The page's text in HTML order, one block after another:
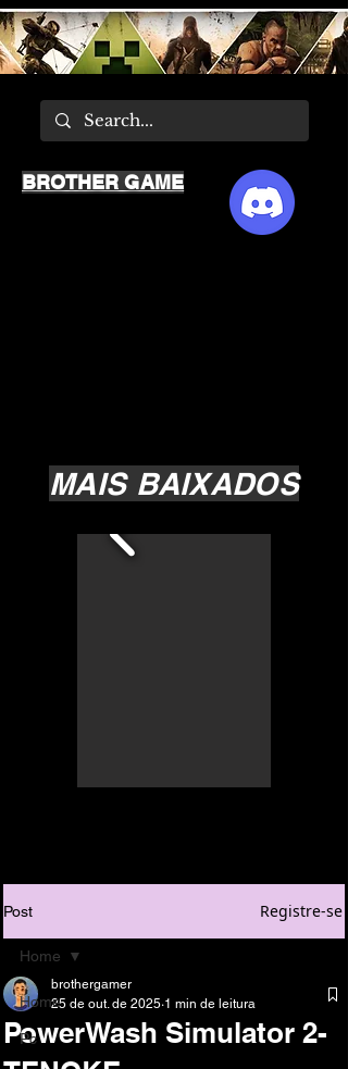
MAIS BAIXADOS
BROTHER GAME
Post Registre-se
Home
Pc
Home
PowerWash Simulator 2-
brothergamer
25 de out. de 2025 1 min de leitura